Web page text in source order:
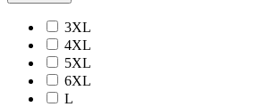
3XL
4XL
5XL
6XL
L